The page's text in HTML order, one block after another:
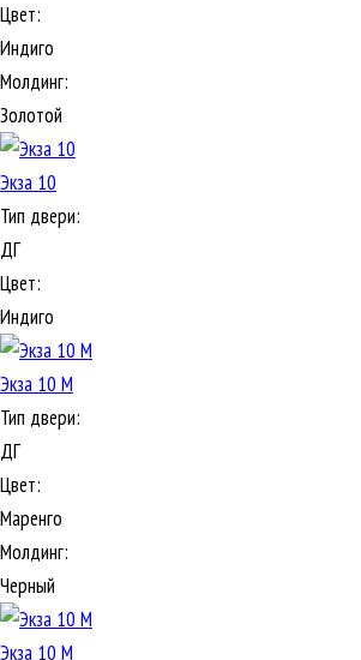
Цвет:
Индиго
Молдинг:
Золотой
Экза 10
Тип двери:
ДГ
Цвет:
Индиго
Экза 10 М
Тип двери:
ДГ
Цвет:
Маренго
Молдинг:
Черный
Экза 10 М